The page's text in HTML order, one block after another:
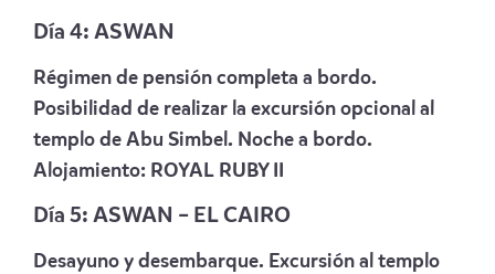
Día 4: ASWAN
Régimen de pensión completa a bordo.
Posibilidad de realizar la excursión opcional al
templo de Abu Simbel. Noche a bordo.
Alojamiento: ROYAL RUBY II
Día 5: ASWAN – EL CAIRO
Desayuno y desembarque. Excursión al templo